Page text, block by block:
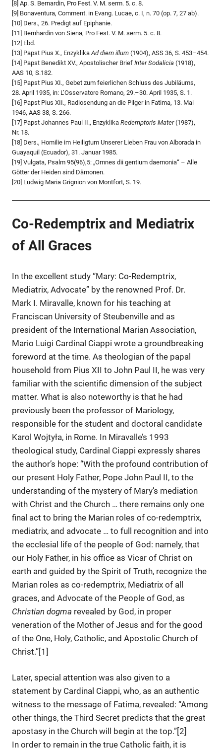
[8] Ap. S. Bernardin, Pro Fest. V. M. serm. 5. c. 8.
[9] Bonaventura, Comment. in Evang. Lucae, c. I, n. 70 (op. 7, 27 ab).
[10] Ders., 26. Predigt auf Epiphanie.
[11] Bernhardin von Siena, Pro Fest. V. M. serm. 5. c. 8.
[12] Ebd.
[13] Papst Pius X., EnzyklikaAd diem illum (1904), ASS 36, S. 453–454.
[14] Papst Benedikt XV., Apostolischer Brief Inter Sodalicia (1918),
AAS 10, S.182.
[15] Papst Pius XI., Gebet zum feierlichen Schluss des Jubiläums,
28. April 1935, in: L’Osservatore Romano, 29.–30. April 1935, S. 1.
[16] Papst Pius XII., Radiosendung an die Pilger in Fatima, 13. Mai
1946, AAS 38, S. 266.
[17] Papst Johannes Paul II., Enzyklika Redemptoris Mater(1987),
Nr. 18.
[18] Ders., Homilie im Heiligtum Unserer Lieben Frau von Alborada in
Guayaquil (Ecuador), 31. Januar 1985.
[19] Vulgata, Psalm 95(96),5: „Omnes dii gentium daemonia“ – Alle
Götter der Heiden sind Dämonen.
[20] Ludwig Maria Grignion von Montfort, S. 19.
Co-Redemptrix and Mediatrix
of All Graces
In the excellent study “Mary: Co-Redemptrix,
Mediatrix, Advocate” by the renowned Prof. Dr.
Mark I. Miravalle, known for his teaching at
Franciscan University of Steubenville and as
president of the International Marian Association,
Mario Luigi Cardinal Ciappi wrote a groundbreaking
foreword at the time. As theologian of the papal
household from Pius XII to John Paul II, he was very
familiar with the scientific dimension of the subject
matter. What is also noteworthy is that he had
previously been the professor of Mariology,
responsible for the student and doctoral candidate
Karol Wojtyła, in Rome. In Miravalle’s 1993
theological study, Cardinal Ciappi expressly shares
the author’s hope: “With the profound contribution of
our present Holy Father, Pope John Paul II, to the
understanding of the mystery of Mary’s mediation
with Christ and the Church … there remains only one
final act to bring the Marian roles of co-redemptrix,
mediatrix, and advocate … to full recognition and into
the ecclesial life of the people of God: namely, that
our Holy Father, in his office as Vicar of Christ on
earth and guided by the Spirit of Truth, recognize the
Marian roles as co-redemptrix, Mediatrix of all
graces, and Advocate of the People of God, as
Christian dogma revealed by God, in proper
veneration of the Mother of Jesus and for the good
of the One, Holy, Catholic, and Apostolic Church of
Christ.”[1]
Later, special attention was also given to a
statement by Cardinal Ciappi, who, as an authentic
witness to the message of Fatima, revealed: “Among
other things, the Third Secret predicts that the great
apostasy in the Church will begin at the top.”[2]
In order to remain in the true Catholic faith, it is